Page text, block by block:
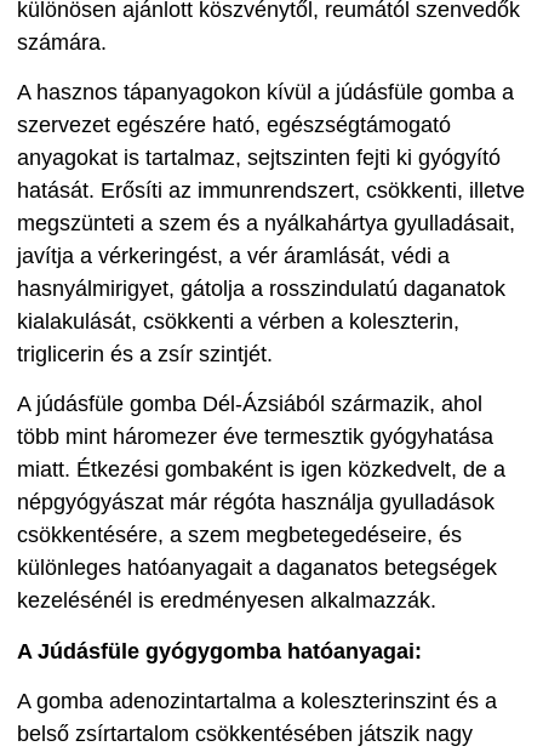
különösen ajánlott köszvénytől, reumától szenvedők
számára.
A hasznos tápanyagokon kívül a júdásfüle gomba a
szervezet egészére ható, egészségtámogató
anyagokat is tartalmaz, sejtszinten fejti ki gyógyító
hatását. Erősíti az immunrendszert, csökkenti, illetve
megszünteti a szem és a nyálkahártya gyulladásait,
javítja a vérkeringést, a vér áramlását, védi a
hasnyálmirigyet, gátolja a rosszindulatú daganatok
kialakulását, csökkenti a vérben a koleszterin,
triglicerin és a zsír szintjét.
A júdásfüle gomba Dél-Ázsiából származik, ahol
több mint háromezer éve termesztik gyógyhatása
miatt. Étkezési gombaként is igen közkedvelt, de a
népgyógyászat már régóta használja gyulladások
csökkentésére, a szem megbetegedéseire, és
különleges hatóanyagait a daganatos betegségek
kezelésénél is eredményesen alkalmazzák.
A Júdásfüle gyógygomba hatóanyagai:
A gomba adenozintartalma a koleszterinszint és a
belső zsírtartalom csökkentésében játszik nagy